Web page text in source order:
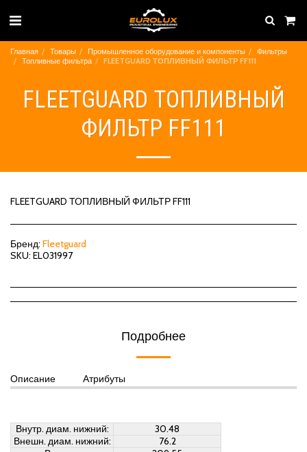
Главная Товары Промышленное оборудование и компоненты
Фильтры
Топливные фильтра
FLEETGUARD ТОПЛИВНЫЙ ФИЛЬТР FF111
FLEETGUARD ТОПЛИВНЫЙ
ФИЛЬТР FF111
FLEETGUARD ТОПЛИВНЫЙ ФИЛЬТР FF111
Бренд: Fleetguard
SKU: EL031997
Подробнее
Описание Атрибуты
Внутр. диам. нижний:
30.48
Внешн. диам. нижний:
76.2